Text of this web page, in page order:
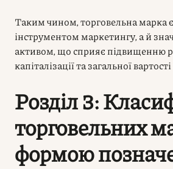
Таким чином, торговельна марка
інструментом маркетингу, а й
активом, що сприяє підвищенню
капіталізації та загальної
Розділ 3:
торговельних
формою